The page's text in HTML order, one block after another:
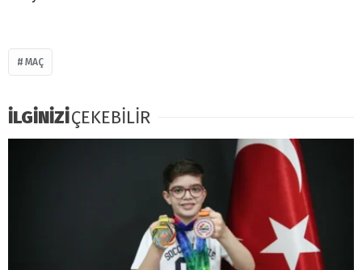
MAÇ
İLGİNİZİÇEKEBİLİR